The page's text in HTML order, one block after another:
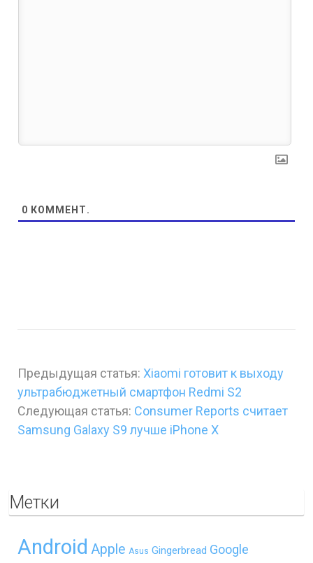
0 КОММЕНТ.
Предыдущая статья: Xiaomi готовит к выходу
ультрабюджетный смартфон Redmi S2
Следующая статья: Consumer Reports считает
Samsung Galaxy S9 лучше iPhone X
Метки
Android Apple Asus Gingerbread Google